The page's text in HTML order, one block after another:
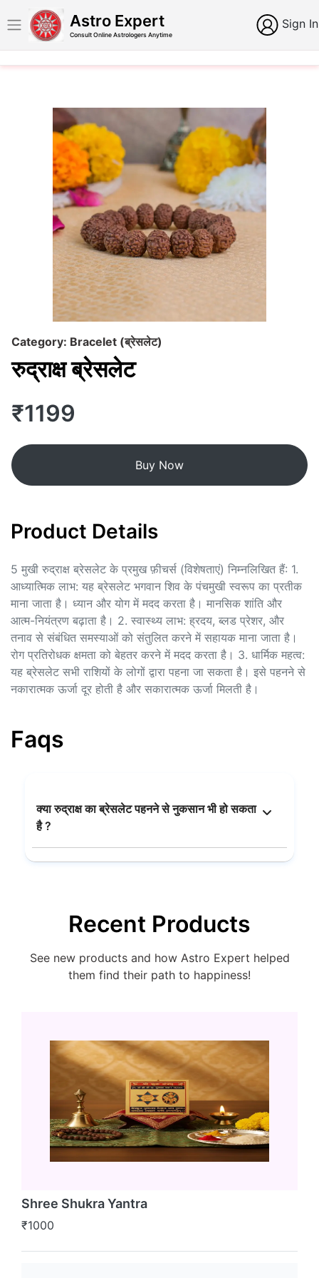
Astro Expert
Consult Online Astrologers Anytime
Sign In
Category: Bracelet (ब्रेसलेट)
रुद्राक्ष ब्रेसलेट
₹1199
Buy Now
Product Details
5 मुखी रुद्राक्ष ब्रेसलेट के प्रमुख फ़ीचर्स (विशेषताएं) निम्नलिखित हैं: 1.
आध्यात्मिक लाभ: यह ब्रेसलेट भगवान शिव के पंचमुखी स्वरूप का प्रतीक
माना जाता है। ध्यान और योग में मदद करता है। मानसिक शांति और
आत्म-नियंत्रण बढ़ाता है। 2. स्वास्थ्य लाभ: ह्रदय, ब्लड प्रेशर, और
तनाव से संबंधित समस्याओं को संतुलित करने में सहायक माना जाता है।
रोग प्रतिरोधक क्षमता को बेहतर करने में मदद करता है। 3. धार्मिक महत्व:
यह ब्रेसलेट सभी राशियों के लोगों द्वारा पहना जा सकता है। इसे पहनने से
नकारात्मक ऊर्जा दूर होती है और सकारात्मक ऊर्जा मिलती है।
Faqs
क्या रुद्राक्ष का ब्रेसलेट पहनने से नुकसान भी हो सकता
है ?
Recent Products
See new products and how Astro Expert helped
them find their path to happiness!
Shree Shukra Yantra
₹1000